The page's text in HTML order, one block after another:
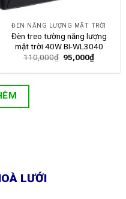
ĐÈN NĂNG LƯỢNG MẶT TRỜI
Đèn treo tường năng lượng
mặt trời 40W BI-WL3040
110,000₫ 95,000₫
LƯỚI